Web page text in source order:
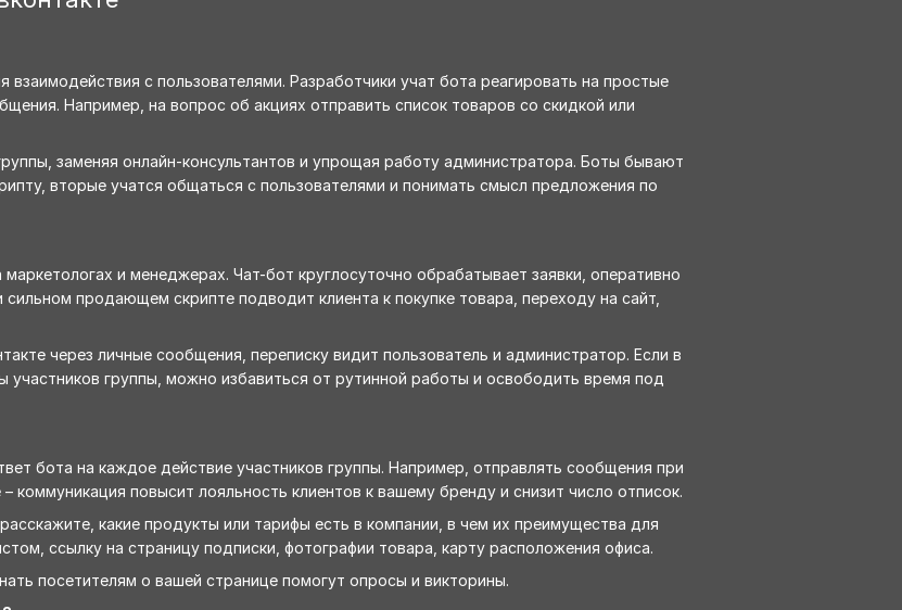
с пользователями. Разработчики учат бота реагировать на простые
Например, на вопрос об акциях отправить список товаров со скидкой или
заменяя онлайн-консультантов и упрощая работу администратора. Боты бывают
вторые учатся общаться с пользователями и понимать смысл предложения по
и менеджерах. Чат-бот круглосуточно обрабатывает заявки, оперативно
продающем скрипте подводит клиента к покупке товара, переходу на сайт,
через личные сообщения, переписку видит пользователь и администратор. Если в
участников группы, можно избавиться от рутинной работы и освободить время под
бота на каждое действие участников группы. Например, отправлять сообщения при
коммуникация повысит лояльность клиентов к вашему бренду и снизит число отписок.
какие продукты или тарифы есть в компании, в чем их преимущества для
ссылку на страницу подписки, фотографии товара, карту расположения офиса.
посетителям о вашей странице помогут опросы и викторины.